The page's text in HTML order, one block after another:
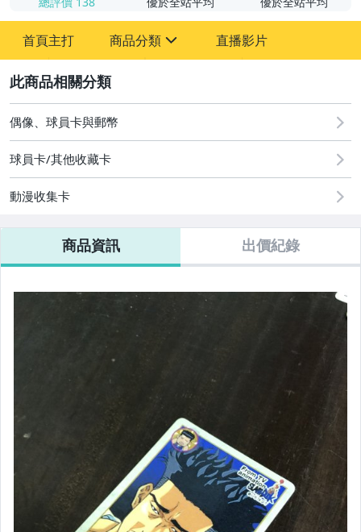
首頁主打 商品分類
偶像、球員卡與郵幣
直播影片
偶像、球員卡與郵幣
球員卡/其他收藏卡
動漫收集卡
商品資訊 出價紀錄